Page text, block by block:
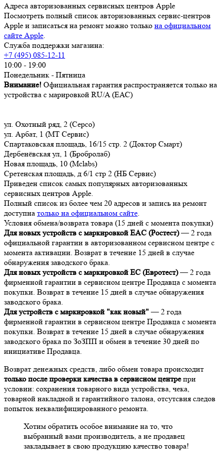
Адреса авторизованных сервисных центров Apple
Посмотреть полный список авторизованных сервис-центров
Apple и записаться на ремонт можно только на официальном
сайте Apple.
Служба поддержки магазина:
+7 (495) 085-12-11
10:00 - 19:00
Понедельник - Пятница
Внимание! Официальная гарантия распространяется только на
устройства с марировкой RU/A (ЕАС)
ул. Охотный ряд, 2 (Серсо)
ул. Арбат, 1 (МТ Сервис)
Спартаковская площадь, 16/15 стр. 2 (Доктор Смарт)
Дербенёвская ул, 1 (Бробролаб)
Новая площадь, 10 (Mclabs)
Сретенская площадь, д 6/1 стр 2 (НБ Сервис)
Приведен список самых популярных авторизованных
сервисных центров Apple.
Полный список из более чем 20 адресов и запись на ремонт
доступна только на официальном сайте.
Условия обмена/возврата товара (15 дней с момента покупки)
Для новых устройств с маркировкой EAC (Ростест)— 2 года
официальной гарантии в авторизованном сервисном центре с
момента активации. Возврат в течение 15 дней в случае
обнаружения заводского брака.
Для новых устройств с маркировкой EC (Евротест)— 2 года
фирменной гарантии в сервисном центре Продавца с момента
покупки. Возврат в течение 15 дней в случае обнаружения
заводского брака.
Для устройств с маркировкой "как новый" — 2 года
фирменной гарантии в сервисном центре Продавца с момента
покупки. Возврат в течение 15 дней в случае обнаружения
заводского брака по ЗоЗПП и обмен в течение 30 дней по
инициативе Продавца.
Возврат денежных средств, либо обмен товара происходит
только после проверки качества в сервисном центрепри
условии: сохранения товарного вида устройства, чека,
товарной накладной и гарантийного талона, отсутсвия следов
попыток неквалифицированного ремонта.
Хотим обратить особое внимание на то, что
выбранный вами производитель, а не продавец
закладывает в свою продукцию качество товара!